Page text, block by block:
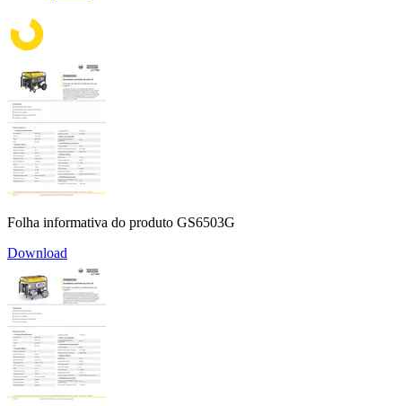
Folha informativa do produto GS6503G
Download